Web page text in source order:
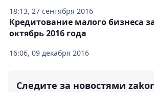
18:13, 27 сентября 2016
16:06, 09 декабря 2016
Кредитование малого бизнеса
октябрь 2016 года
Следите за новостями